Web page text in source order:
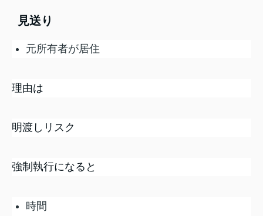
見送り
元所有者が居住
理由は
明渡しリスク
強制執行になると
時間